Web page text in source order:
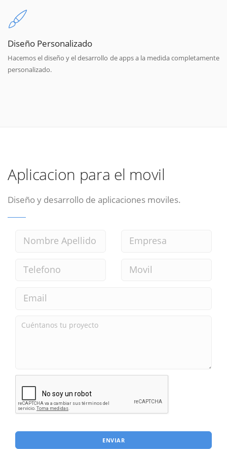
Diseño Personalizado
Hacemos el diseño y el desarrollo de apps a la medida completamente
personalizado.
Aplicacion para el movil
Diseño y desarrollo de aplicaciones moviles.
ENVIAR